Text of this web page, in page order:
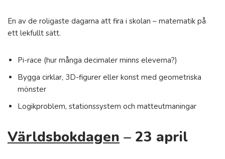
En av de roligaste dagarna att fira i skolan – matematik på
ett lekfullt sätt.
Pi-race (hur många decimaler minns eleverna?)
Bygga cirklar, 3D-figurer eller konst med geometriska
mönster
Logikproblem, stationssystem och matteutmaningar
Världsbokdagen – 23 april